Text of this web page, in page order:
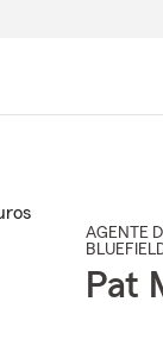
AGENTE
Pat